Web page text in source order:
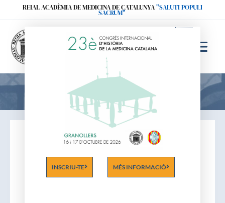
REIAL ACADÈMIA DE MEDICINA DE CATALUNYA"SALUTI POPULI
SACRUM"
Acadèmics
INSCRIU-TE MÉS INFORMACIÓ